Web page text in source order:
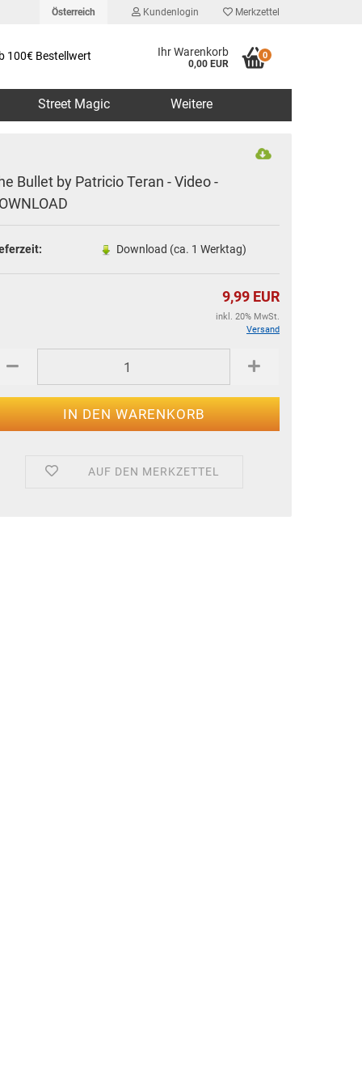
Österreich Kundenlogin Merkzettel
100€ Bestellwert Ihr Warenkorb
0,00 EUR
0
Street Magic Weitere
Bullet by Patricio Teran - Video -
Download (ca. 1 Werktag)
9,99 EUR
inkl. 20% MwSt.
Versand
AUF DEN MERKZETTEL